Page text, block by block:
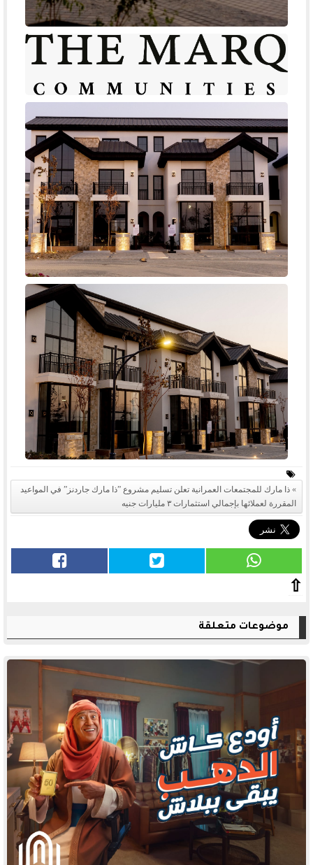
ذا مارك للمجتمعات العمرانية تعلن تسليم مشروع ”ذا مارك جاردنز” في المواعيد
المقررة لعملائها بإجمالي استثمارات ٣ مليارات جنيه
⇧
موضوعات متعلقة